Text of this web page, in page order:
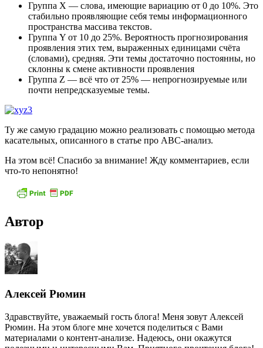
Группа X — слова, имеющие вариацию от 0 до 10%. Это
стабильно проявляющие себя темы информационного
пространства массива текстов.
Группа Y от 10 до 25%. Вероятность прогнозирования
проявления этих тем, выраженных единицами счёта
(словами), средняя. Эти темы достаточно постоянны, но
склонны к смене активности проявления
Группа Z — всё что от 25% — непрогнозируемые или
почти непредсказуемые темы.
Ту же самую градацию можно реализовать с помощью метода
касательных, описанного в статье про ABC-анализ.
На этом всё! Спасибо за внимание! Жду комментариев, если
что-то непонятно!
Автор
Алексей Рюмин
Здравствуйте, уважаемый гость блога! Меня зовут Алексей
Рюмин. На этом блоге мне хочется поделиться с Вами
материалами о контент-анализе. Надеюсь, они окажутся